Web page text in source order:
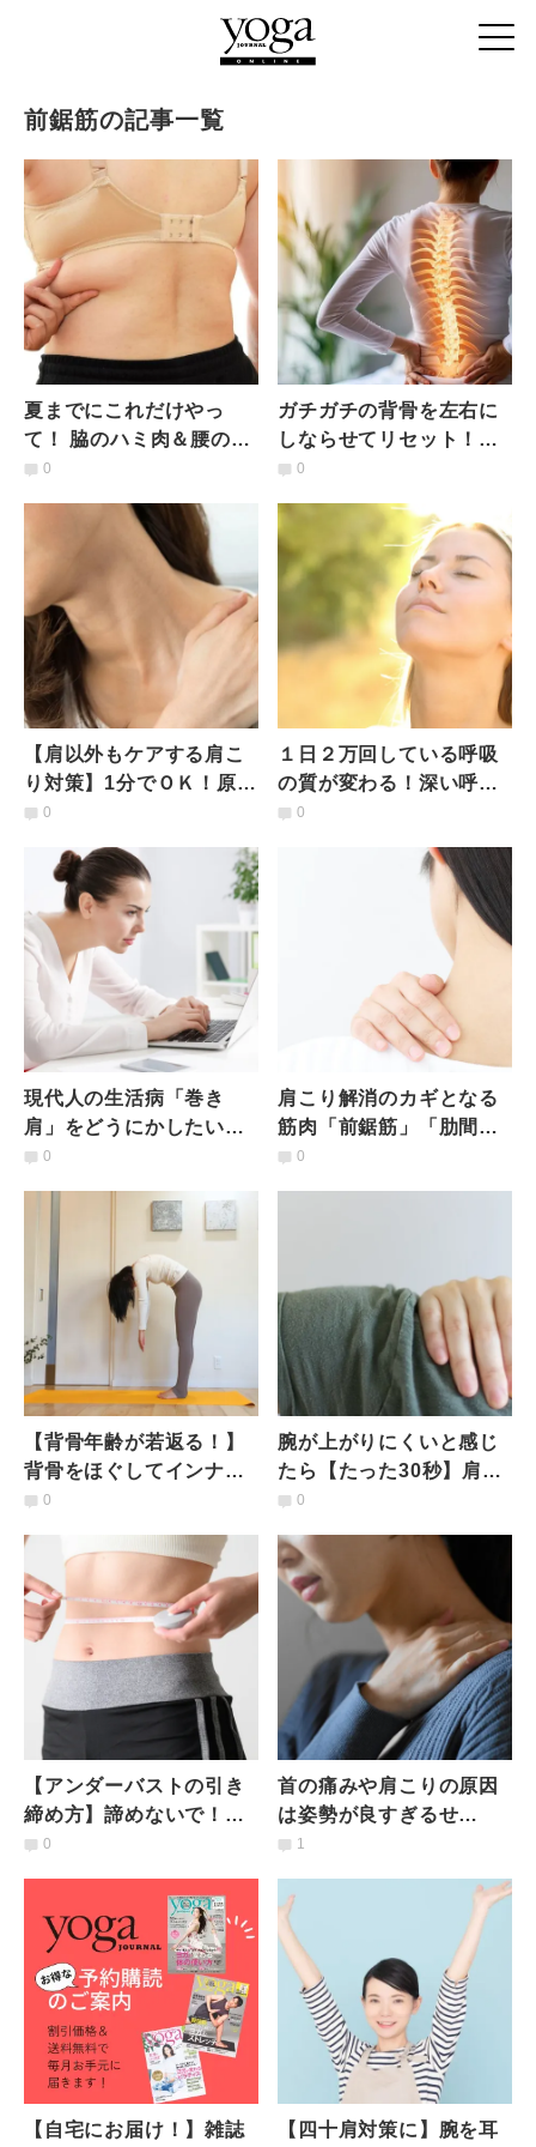
前鋸筋の記事一覧
夏までにこれだけやっ
て！ 脇のハミ肉＆腰の浮
き輪肉がごっそり落ちる
0
ガチガチの背骨を左右に
しならせてリセット！ベ
ッドの上でできる肩凝り
0
【肩以外もケアする肩こ
り対策】1分でＯＫ！原因
になる硬い部分をまとめ
0
１日２万回している呼吸
の質が変わる！深い呼吸
に欠かせない「前鋸筋」
0
現代人の生活病「巻き
肩」をどうにかしたい！
はさむだけで巻き肩改善
0
肩こり解消のカギとなる
筋肉「前鋸筋」「肋間
筋」をゆるめる【寝たま
0
【背骨年齢が若返る！】
背骨をほぐしてインナー
マッスルを鍛える簡単
0
腕が上がりにくいと感じ
たら【たった30秒】肩甲
骨をスムーズに動かすた
サイズ
0
【アンダーバストの引き
締め方】諦めないで！ス
タイルアップが叶う「座
0
首の痛みや肩こりの原因
は姿勢が良すぎるせ
い！？理学療法士直伝、
ーク」
1
【自宅にお届け！】雑誌 【四十肩対策に】腕を耳